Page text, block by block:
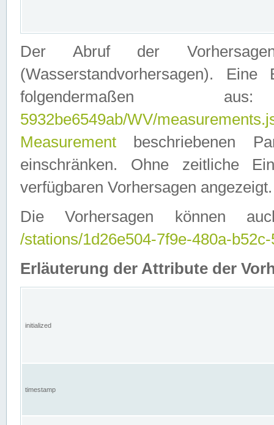
Der Abruf der
(Wasserstandvorhersagen).
folgendermaßen
5932be6549ab/WV/
Measurement beschriebenen
einschränken. Ohne zeitliche
verfügbaren Vorhersagen angezeigt.
Die Vorhersagen können
/stations/1d26e504-7f9e-480a-
Erläuterung der Attribute der
initialized
timestamp